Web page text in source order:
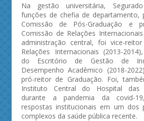
Na gestão universitária,
funções de chefia de departamento,
Comissão de Pós-Graduação e
Comissão de Relações
administração central, foi vice-
Relações Internacionais (2013-
do Escritório de Gestão de
Desempenho Acadêmico (2018-
pró-reitor de Graduação. Foi,
Instituto Central do Hospital das
durante a pandemia da covid-
respostas institucionais em um dos
complexos da saúde pública recente.